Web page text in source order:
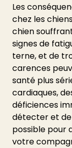
Les
chez les
chien
signes de
terne, et de
carences
santé plus
cardiaques,
déficiences
détecter et
possible pour
votre